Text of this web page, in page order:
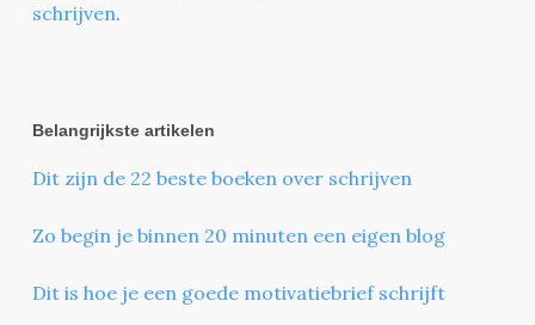
schrijven.
Belangrijkste artikelen
Dit zijn de 22 beste boeken over schrijven
Zo begin je binnen 20 minuten een eigen blog
Dit is hoe je een goede motivatiebrief schrijft